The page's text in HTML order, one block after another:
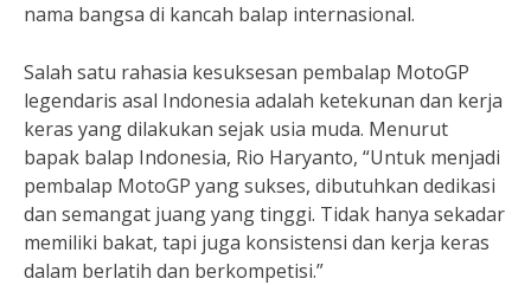
nama bangsa di kancah balap internasional.
Salah satu rahasia kesuksesan pembalap MotoGP
legendaris asal Indonesia adalah ketekunan dan kerja
keras yang dilakukan sejak usia muda. Menurut
bapak balap Indonesia, Rio Haryanto, “Untuk menjadi
pembalap MotoGP yang sukses, dibutuhkan dedikasi
dan semangat juang yang tinggi. Tidak hanya sekadar
memiliki bakat, tapi juga konsistensi dan kerja keras
dalam berlatih dan berkompetisi.”